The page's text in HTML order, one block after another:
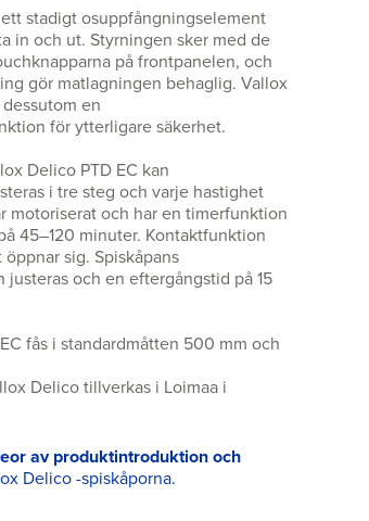
stadigt osuppfångningselement
in och ut. Styrningen sker med de
på frontpanelen, och
gör matlagningen behaglig. Vallox
en
för ytterligare säkerhet.
Delico PTD EC kan
i tre steg och varje hastighet
motoriserat och har en timerfunktion
45–120 minuter. Kontaktfunktion
sig. Spiskåpans
och en eftergångstid på 15
fås i standardmåtten 500 mm och
Delico tillverkas i Loimaa i
av produktintroduktion och
Delico -spiskåporna.